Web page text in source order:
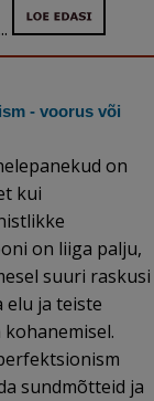
- voorus või
on
kui
on liiga palju,
suuri raskusi
elu ja teiste
sundmõtteid ja